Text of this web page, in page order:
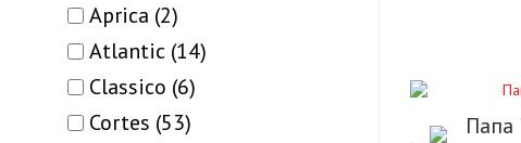
Aprica (2)
Atlantic (14)
Classico (6)
Cortes (53)
Папа